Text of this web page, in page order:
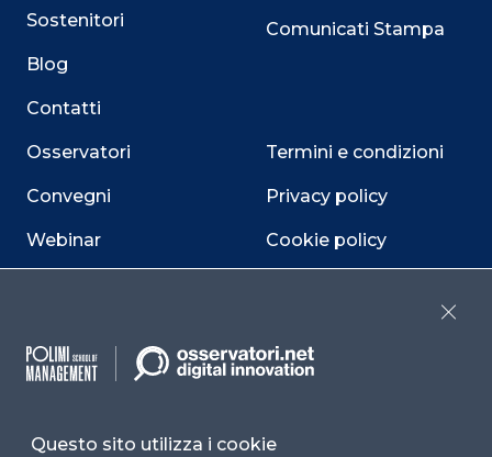
Sostenitori
Blog
Contatti
Osservatori
Convegni
Webinar
Comunicati Stampa
Termini e condizioni
Privacy policy
Cookie policy
accessibilità
Questo sito utilizza i cookie